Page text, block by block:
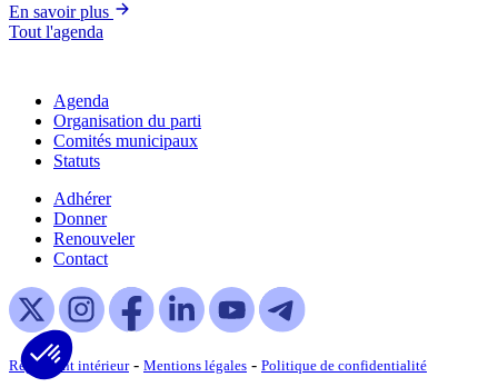
En savoir plus
Tout l'agenda
Agenda
Organisation du parti
Comités municipaux
Statuts
Adhérer
Donner
Renouveler
Contact
Règlement intérieur - Mentions légales - Politique de confidentialité